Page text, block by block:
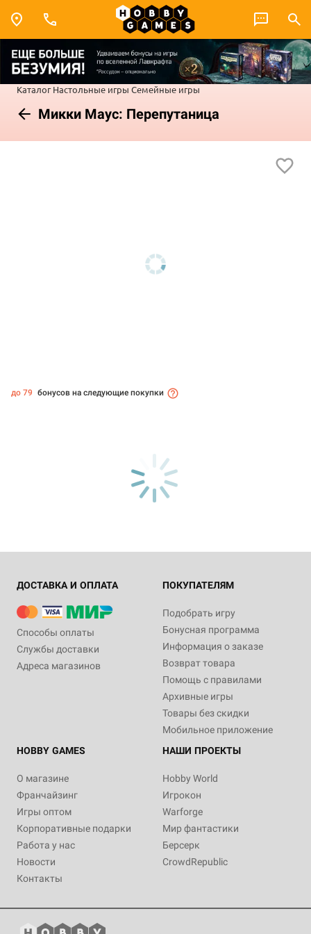
Каталог Настольные игры Семейные игры
Микки Маус: Перепутаница
до 79 бонусов на следующие покупки
ДОСТАВКА И ОПЛАТА
Способы оплаты
Службы доставки
Адреса магазинов
ПОКУПАТЕЛЯМ
Подобрать игру
Бонусная программа
Информация о заказе
Возврат товара
Помощь с правилами
Архивные игры
Товары без скидки
Мобильное приложение
HOBBY GAMES
О магазине
Франчайзинг
Игры оптом
Корпоративные подарки
Работа у нас
Новости
Контакты
НАШИ ПРОЕКТЫ
Hobby World
Игрокон
Warforge
Мир фантастики
Берсерк
CrowdRepublic